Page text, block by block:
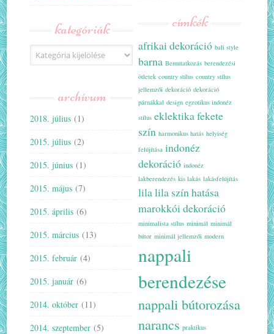
kategóriák
Kategóriák
archívum
2018. július (1)
2015. július (2)
2015. június (1)
2015. május (7)
2015. április (6)
2015. március (13)
2015. február (4)
2015. január (6)
2014. október (11)
2014. szeptember (5)
címkék
afrikai dekoráció bali style
barna Bemutatkozás berendezési
ötletek country stílus country stílus
jellemzői dekoráció dekoráció
párnákkal design egzotikus indonéz
stílus eklektikafekete
szín harmonikus hatás helyiség
felújítása indonéz
dekoráció indonéz
lakberendezés kis lakás lakásfelújítás
lilalila szín hatása
marokkói dekoráció
minimalista stílus minimál minimál
bútor minimál jellemzői modern
nappali
berendezése
nappali bútorozása
narancs praktikus